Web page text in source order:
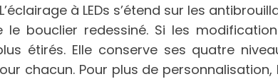
à LEDs s’étend sur les
bouclier redessiné. Si les
étirés. Elle conserve ses quatre
chacun. Pour plus de